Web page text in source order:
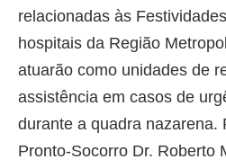
relacionadas às
hospitais da Região
atuarão como unidades de
assistência em casos de
durante a quadra nazarena.
Pronto-Socorro Dr. Roberto